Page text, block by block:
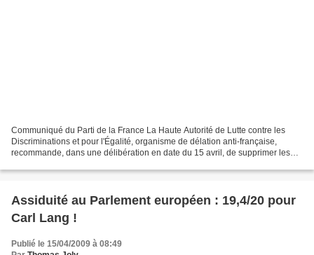
Communiqué du Parti de la France La Haute Autorité de Lutte contre les
Discriminations et pour l'Égalité, organisme de délation anti-française,
recommande, dans une délibération en date du 15 avril, de supprimer les
Assiduité au Parlement européen : 19,4/20 pour
Carl Lang !
Publié le 15/04/2009 à 08:49